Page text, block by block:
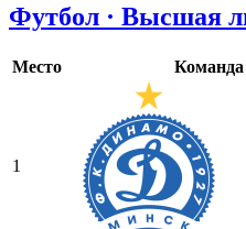
Футбол · Высшая
Место Команда
1